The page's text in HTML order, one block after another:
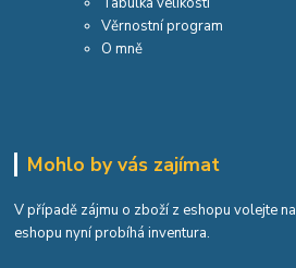
Věrnostní program
O mně
Mohlo by vás zajímat
V případě zájmu o zboží z eshopu volejte na
eshopu nyní probíhá inventura.